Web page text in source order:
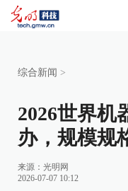
综合新闻 >
2026世界机
办，规模规
来源： 光明网
2026-07-07 10:12